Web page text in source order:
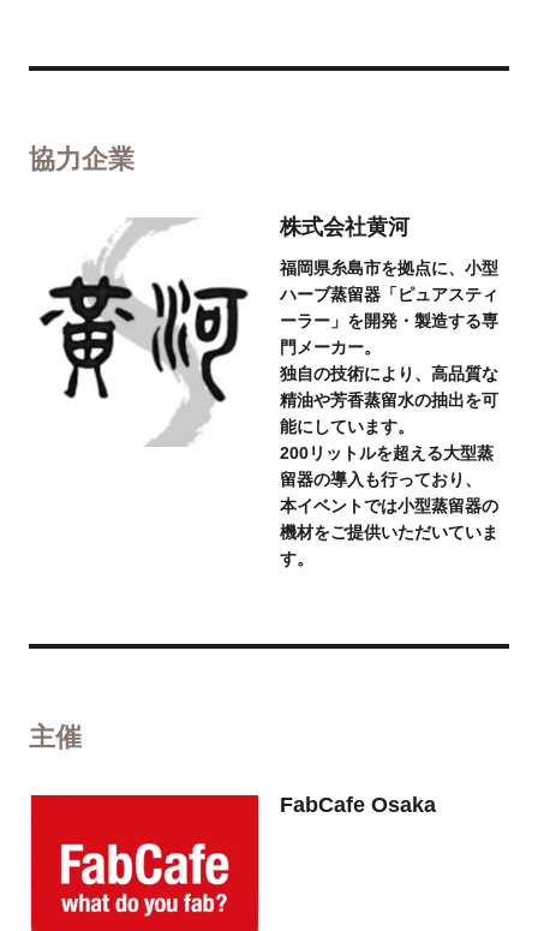
協力企業
株式会社黄河
福岡県糸島市を拠点に、小型
ハーブ蒸留器「ピュアスティ
ーラー」を開発・製造する専
門メーカー。
独自の技術により、高品質な
精油や芳香蒸留水の抽出を可
能にしています。
200リットルを超える大型蒸
留器の導入も行っており、
本イベントでは小型蒸留器の
機材をご提供いただいていま
す。
主催
FabCafe Osaka